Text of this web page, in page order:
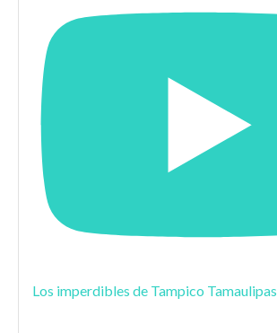
Los imperdibles de Tampico Tamaulipas